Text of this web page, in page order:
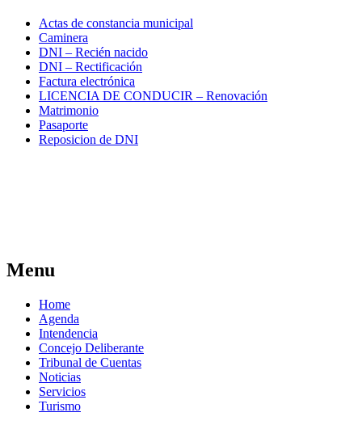
Actas de constancia municipal
Caminera
DNI – Recién nacido
DNI – Rectificación
Factura electrónica
LICENCIA DE CONDUCIR – Renovación
Matrimonio
Pasaporte
Reposicion de DNI
Menu
Home
Agenda
Intendencia
Concejo Deliberante
Tribunal de Cuentas
Noticias
Servicios
Turismo